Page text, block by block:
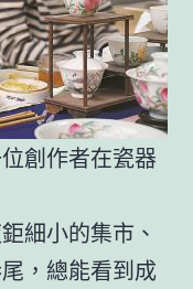
創作者在瓷器
細小的集市、
，總能看到成